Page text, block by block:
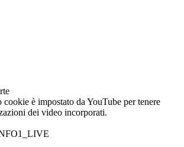
cookie è impostato da YouTube per tenere
dei video incorporati.